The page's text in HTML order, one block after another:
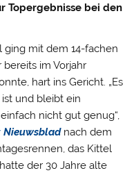
Topergebnisse bei den
ging mit dem 14-fachen
im Vorjahr
hart ins Gericht. „Es
und bleibt ein
nicht gut genug“,
Nieuwsbladnach dem
das Kittel
der 30 Jahre alte